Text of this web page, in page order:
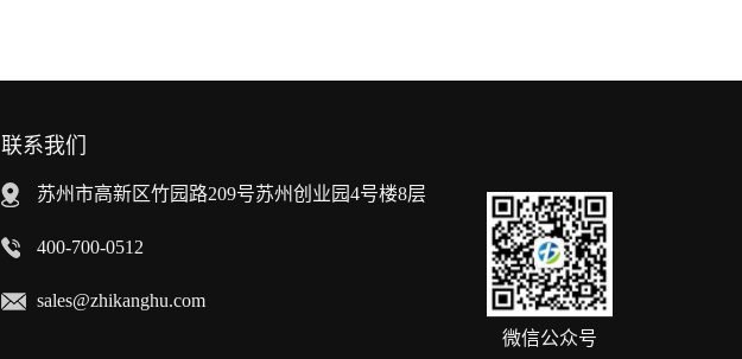
联系我们
苏州市高新区竹园路209号苏州创业园4号楼8层
400-700-0512
sales@zhikanghu.com
微信公众号